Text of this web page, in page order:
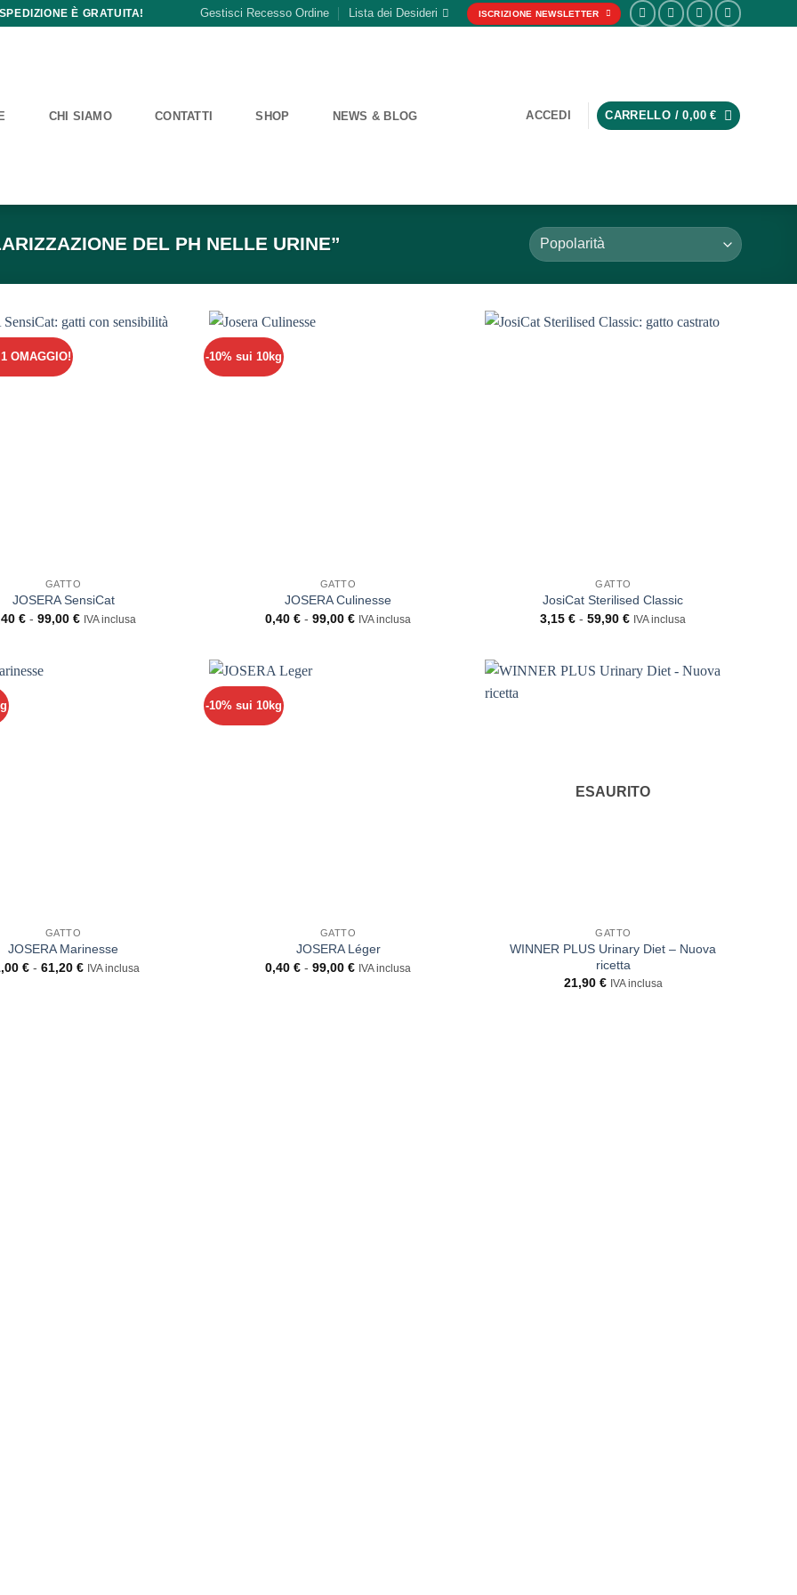
È GRATUITA! Gestisci Recesso Ordine Lista dei Desideri ISCRIZIONE NEWSLETTER
CHI SIAMO CONTATTI SHOP NEWS & BLOG ACCEDI CARRELLO /0,00€
DEL PH NELLE URINE”
OMAGGIO!
GATTO
JOSERA SensiCat
€ - 99,00€Fascia
IVA inclusa
-10% sui 10kg
GATTO
JOSERA Culinesse
0,40€ - 99,00€Fascia
IVA inclusa
GATTO
JosiCat Sterilised Classic
3,15€ - 59,90€Fascia
3,15 €
a
IVA inclusa
GATTO
JOSERA Marinesse
€ - 61,20€Fascia
IVA inclusa
-10% sui 10kg
GATTO
JOSERA Léger
0,40€ - 99,00€Fascia
IVA inclusa
ESAURITO
GATTO
WINNER PLUS Urinary Diet – Nuova
ricetta
21,90 € IVA inclusa